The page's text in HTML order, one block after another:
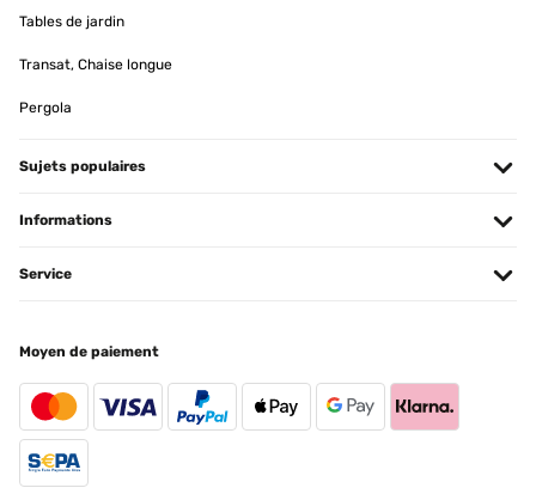
man ALLE innen liegenden Bohrungen aufweitet. Denn nur so
verbesserungsfähig! Der Aufbau an sich ist dank gut beschrifteter
Amazon-Benutzer
AVIS VÉRIFIÉ
13/05/2024
Die Erwartungen übertroffen Wir sind total begeistert. Klar, es ist
auch das, was man draus macht,und trotzdem. Der Aufbau war
zügig erledigt, hier gilt: viele Hände, schnelles Ende, einer gibt den
Tables de jardin
Transat, Chaise longue
Pergola
Sujets populaires
Informations
Service
Moyen de paiement